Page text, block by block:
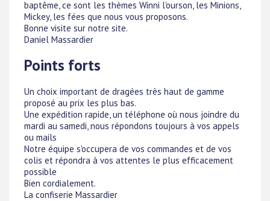
baptême, ce sont les thèmes Winni l'ourson, les Minions,
Mickey, les fées que nous vous proposons.
Bonne visite sur notre site.
Daniel Massardier
Points forts
Un choix important de dragées très haut de gamme
proposé au prix les plus bas.
Une expédition rapide, un téléphone où nous joindre du
mardi au samedi, nous répondons toujours à vos appels
ou mails
Notre équipe s'occupera de vos commandes et de vos
colis et répondra à vos attentes le plus efficacement
possible
Bien cordialement.
La confiserie Massardier